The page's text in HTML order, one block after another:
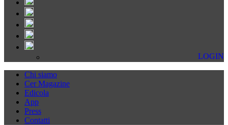
LOGIN
Chi siamo
Cer Magazine
Edicola
App
Press
Contatti